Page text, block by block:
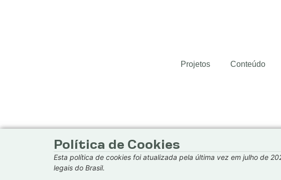
Projetos Conteúdo
Política de Cookies
Esta política de cookies foi atualizada pela última vez em julho de
legais do Brasil.